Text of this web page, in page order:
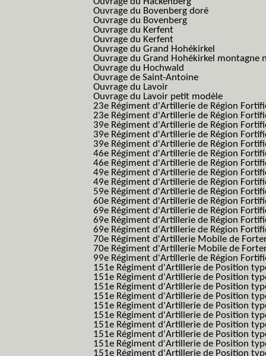
Ouvrage du Bovenberg doré
Ouvrage du Bovenberg
Ouvrage du Kerfent
Ouvrage du Kerfent
Ouvrage du Grand Hohékirkel
Ouvrage du Grand Hohékirkel montagne
Ouvrage du Hochwald
Ouvrage de Saint-Antoine
Ouvrage du Lavoir
Ouvrage du Lavoir petit modèle
23e Régiment d'Artillerie de Région
23e Régiment d'Artillerie de Région
39e Régiment d'Artillerie de Région
39e Régiment d'Artillerie de Région
39e Régiment d'Artillerie de Région
46e Régiment d'Artillerie de Région
46e Régiment d'Artillerie de Région
49e Régiment d'Artillerie de Région
49e Régiment d'Artillerie de Région
59e Régiment d'Artillerie de Région
60e Régiment d'Artillerie de Région
69e Régiment d'Artillerie de Région
69e Régiment d'Artillerie de Région
69e Régiment d'Artillerie de Région
70e Régiment d'Artillerie Mobile de
70e Régiment d'Artillerie Mobile de
99e Régiment d'Artillerie de Région
151e Régiment d'Artillerie de Position
151e Régiment d'Artillerie de Position
151e Régiment d'Artillerie de Position
151e Régiment d'Artillerie de Position
151e Régiment d'Artillerie de Position
151e Régiment d'Artillerie de Position
151e Régiment d'Artillerie de Position
151e Régiment d'Artillerie de Position
151e Régiment d'Artillerie de Position
151e Régiment d'Artillerie de Position